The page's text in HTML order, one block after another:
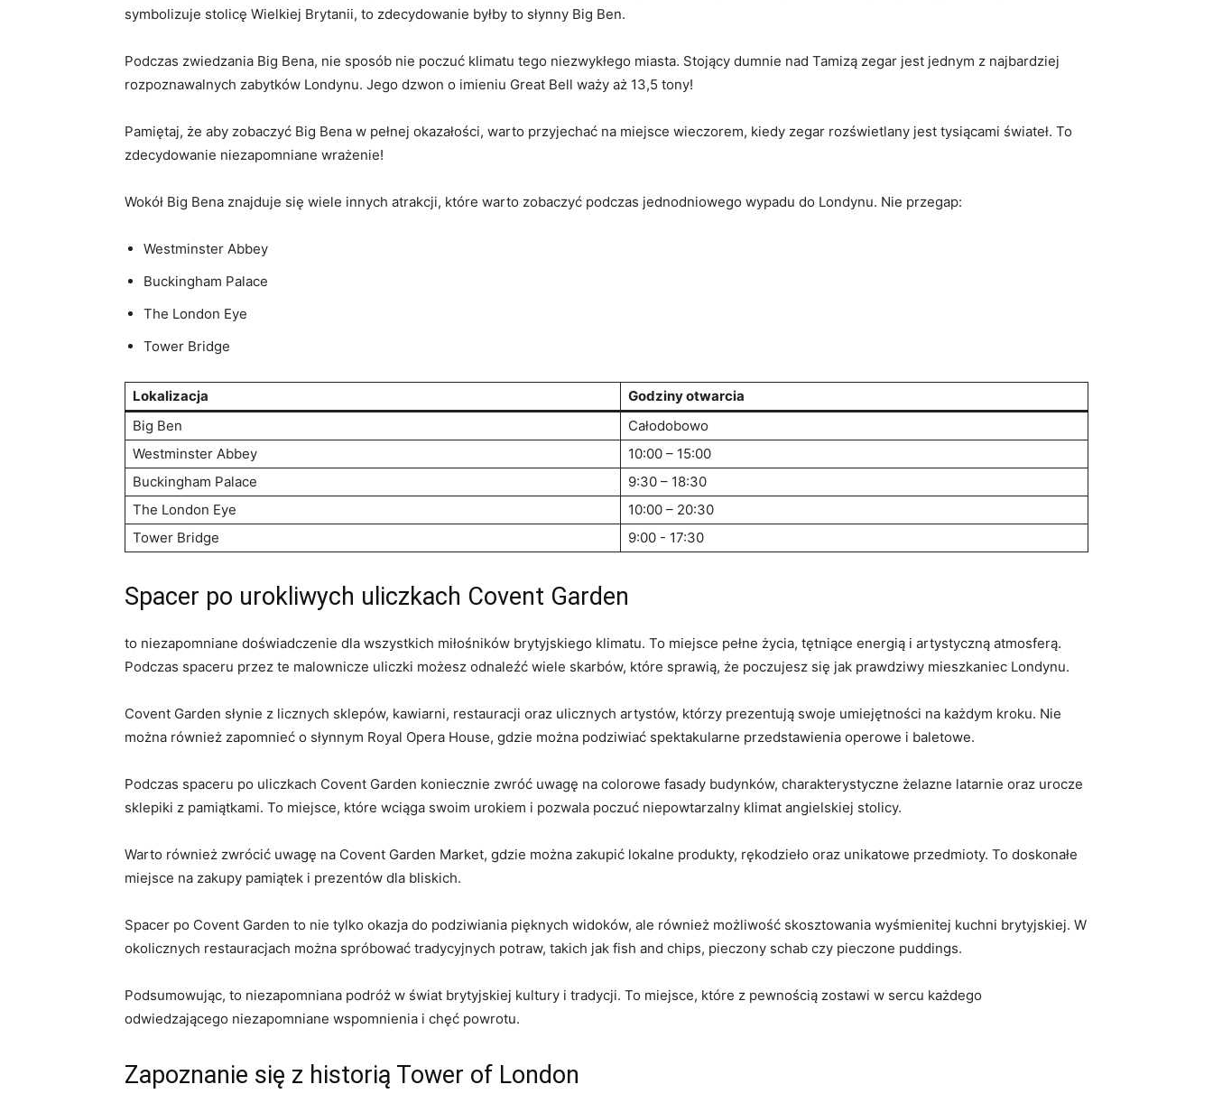
symbolizuje stolicę Wielkiej Brytanii, to zdecydowanie byłby to słynny ‍Big Ben.
Podczas zwiedzania Big Bena, nie sposób nie poczuć klimatu tego ​niezwykłego miasta. Stojący dumnie nad Tamizą zegar jest jednym z najbardziej
rozpoznawalnych zabytków ⁤Londynu. Jego dzwon o imieniu Great Bell waży aż 13,5 tony!
Pamiętaj, że aby zobaczyć Big Bena w pełnej okazałości, warto przyjechać na miejsce wieczorem, kiedy zegar rozświetlany jest tysiącami świateł. To
zdecydowanie niezapomniane wrażenie!
Wokół Big Bena znajduje ​się wiele innych atrakcji, które warto zobaczyć podczas⁣ jednodniowego wypadu do Londynu. Nie przegap:
Westminster Abbey
Buckingham ⁢Palace
The London Eye
Tower Bridge
Lokalizacja
Godziny otwarcia
Big Ben
Całodobowo
Westminster Abbey
10:00 – 15:00
Buckingham Palace
9:30 – 18:30
The London Eye
10:00 – 20:30
Tower ⁢Bridge
9:00 -⁣ 17:30
Spacer po urokliwych uliczkach Covent Garden
to niezapomniane doświadczenie dla wszystkich miłośników brytyjskiego klimatu. To miejsce pełne życia, tętniące energią i artystyczną atmosferą.
Podczas spaceru przez te ⁢malownicze uliczki możesz odnaleźć wiele skarbów, które sprawią, że poczujesz się jak prawdziwy mieszkaniec Londynu.
Covent Garden słynie z licznych sklepów, kawiarni, restauracji oraz ulicznych artystów, którzy prezentują‌ swoje umiejętności na każdym ⁢kroku. Nie
można również zapomnieć o słynnym Royal Opera House, gdzie⁣ można podziwiać spektakularne przedstawienia operowe i baletowe.
Podczas spaceru po⁣ uliczkach Covent Garden koniecznie zwróć uwagę na colorowe fasady budynków, charakterystyczne żelazne latarnie oraz urocze
sklepiki z pamiątkami. To miejsce, które wciąga swoim urokiem i pozwala poczuć niepowtarzalny klimat angielskiej stolicy.
Warto również‌ zwrócić uwagę na​ Covent Garden Market, gdzie można zakupić lokalne produkty, rękodzieło oraz unikatowe przedmioty. To doskonałe
miejsce na zakupy pamiątek i prezentów dla bliskich.
Spacer po Covent⁤ Garden to nie tylko​ okazja do podziwiania pięknych widoków, ale również możliwość skosztowania wyśmienitej kuchni brytyjskiej. W
okolicznych restauracjach można spróbować tradycyjnych potraw, takich⁤ jak fish and chips, pieczony schab czy pieczone puddings.
Podsumowując, to niezapomniana podróż w świat brytyjskiej kultury i tradycji. To miejsce, które z pewnością zostawi w sercu każdego
odwiedzającego niezapomniane wspomnienia i chęć‍ powrotu.
Zapoznanie się z historią Tower of London